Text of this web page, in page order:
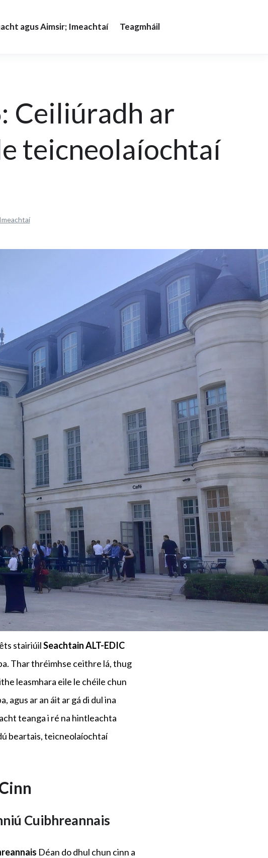
agus Aimsir; Imeachtaí Teagmháil
Ceiliúradh ar
teicneolaíochtaí
Imeachtaí
stairiúilSeachtain ALT-EDIC
Thar thréimhse ceithre lá, thug
leasmhara eile le chéile chun
agus ar an áit ar gá di dul ina
teanga i ré na hintleachta
beartais, teicneolaíochtaí
Cuibhreannais
Déan do dhul chun cinn a